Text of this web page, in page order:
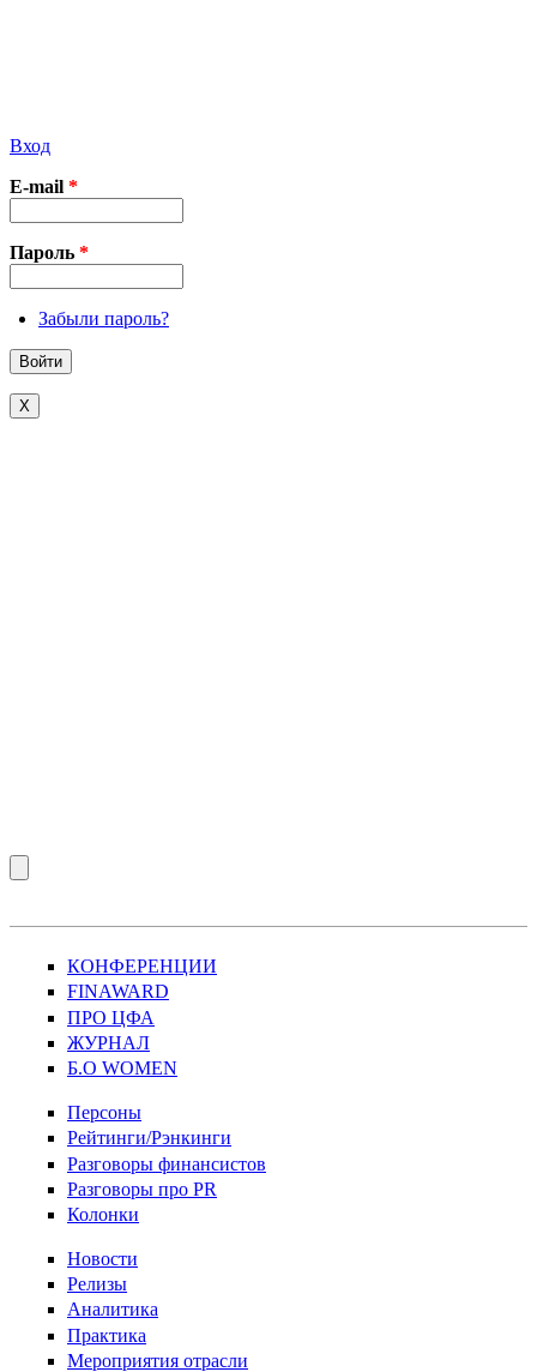
Вход
E-mail *
Пароль *
Забыли пароль?
X
КОНФЕРЕНЦИИ
FINAWARD
ПРО ЦФА
ЖУРНАЛ
Б.О WOMEN
Персоны
Рейтинги/Рэнкинги
Разговоры финансистов
Разговоры про PR
Колонки
Новости
Релизы
Аналитика
Практика
Мероприятия отрасли